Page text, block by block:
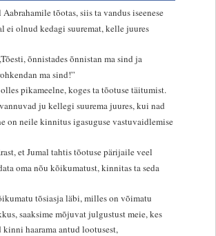
tõotas, siis ta vandus iseenese
ei olnud kedagi suuremat, kelle juures
õnnistades õnnistan ma sind ja
ma sind!”
pikameelne, koges ta tõotuse täitumist.
ju kellegi suurema juures, kui nad
on neile kinnitus igasuguse vastuvaidlemise
et Jumal tahtis tõotuse pärijaile veel
oma nõu kõikumatust, kinnitas ta seda
tõsiasja läbi, milles on võimatu
saaksime mõjuvat julgustust meie, kes
kinni haarama antud lootusest,